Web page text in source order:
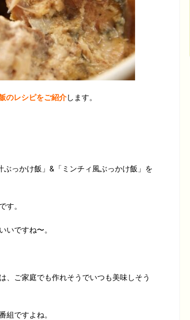
のレシピをご紹介します。
っかけ飯」&「ミンチィ風ぶっかけ飯」を
す。
いですね〜。
、ご家庭でも作れそうでいつも美味しそう
組ですよね。